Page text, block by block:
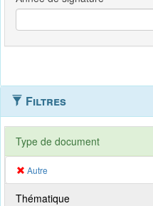
Filtres
Type de document
Autre
Thématique